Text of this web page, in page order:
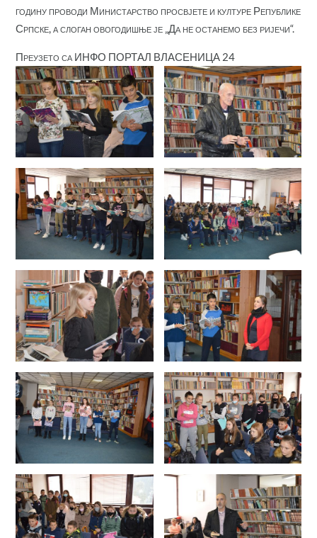
годину проводи Министарство просвјете и културе Републике
Српске, а слоган овогодишње је „Да не останемо без ријечи“.
Преузето са ИНФО ПОРТАЛ ВЛАСЕНИЦА 24